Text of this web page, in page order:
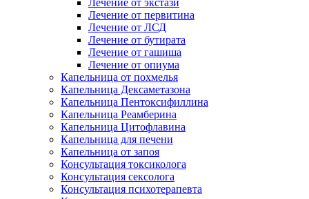
Лечение от экстази
Лечение от первитина
Лечение от ЛСД
Лечение от бутирата
Лечение от гашиша
Лечение от опиума
Капельница от похмелья
Капельница Дексаметазона
Капельница Пентоксифиллина
Капельница Реамберина
Капельница Цитофлавина
Капельница для печени
Капельница от запоя
Консультация токсиколога
Консультация сексолога
Консультация психотерапевта